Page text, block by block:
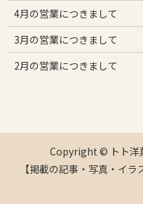
4月の営業につきまして
3月の営業につきまして
2月の営業につきまして
Copyright © トト洋
【掲載の記事・写真・イ